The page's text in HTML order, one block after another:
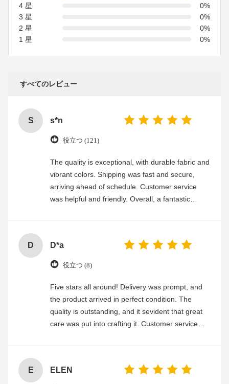
4 星
0%
3 星
0%
2 星
0%
1 星
0%
すべてのレビュー
S s*n
役立つ (121)
The quality is exceptional, with durable fabric and
vibrant colors. Shipping was fast and secure,
arriving ahead of schedule. Customer service
was helpful and friendly. Overall, a fantastic
D D*a
役立つ (8)
Five stars all around! Delivery was prompt, and
the product arrived in perfect condition. The
quality is outstanding, and it sevident that great
care was put into crafting it. Customer service
E ELEN